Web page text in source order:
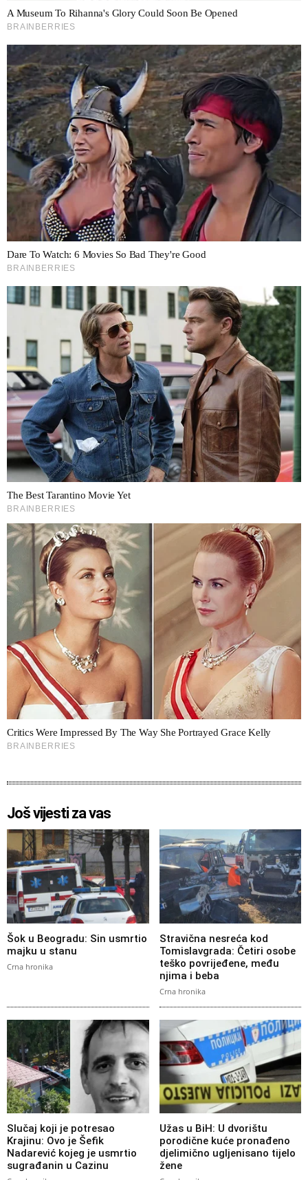
Još vijesti za vas
Šok u Beogradu: Sin usmrtio
majku u stanu
Crna hronika
Stravična nesreća kod
Tomislavgrada: Četiri osobe
teško povrijeđene, među
njima i beba
Crna hronika
Slučaj koji je potresao
Krajinu: Ovo je Šefik
Nadarević kojeg je usmrtio
sugrađanin u Cazinu
Užas u BiH: U dvorištu
porodične kuće pronađeno
djelimično ugljenisano tijelo
žene